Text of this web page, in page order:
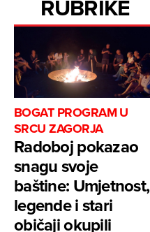
RUBRIKE
BOGAT PROGRAM U
SRCU ZAGORJA
Radoboj pokazao
snagu svoje
baštine: Umjetnost,
legende i stari
običaji okupili